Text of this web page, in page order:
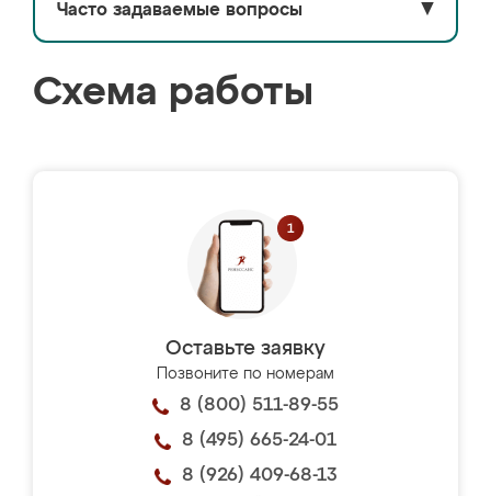
Часто задаваемые вопросы ▼
Схема работы
Оставьте заявку
Позвоните по номерам
8 (800) 511-89-55
8 (495) 665-24-01
8 (926) 409-68-13